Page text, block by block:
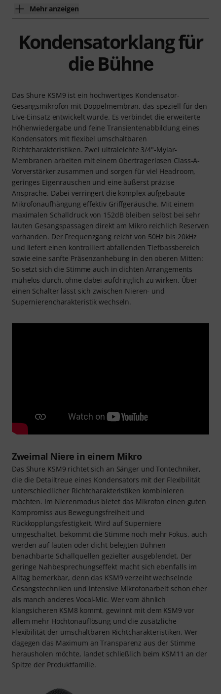
Mehr anzeigen
Kondensatorklang für
die Bühne
Das Shure KSM9 ist ein hochwertiges Kondensator-
Gesangsmikrofon mit Doppelmembran, das speziell für den
Live-Einsatz entwickelt wurde. Es verbindet die erweiterte
Höhenwiedergabe und feine Transientenabbildung eines
Kondensators mit flexibel umschaltbaren
Richtcharakteristiken. Zwei ultraleichte 3/4"-Mylar-
Membranen arbeiten mit einem übertragerlosen Class-A-
Vorverstärker zusammen und sorgen für viel Headroom,
geringes Eigenrauschen und eine äußerst präzise
Ansprache. Dabei verringert die komplex aufgebaute
Mikrofonaufhängung effektiv Griffgeräusche. Mit einem
maximalen Schalldruck von 152dB bleiben selbst bei sehr
lauten Gesangspassagen direkt am Mikro reichlich Reserven
vorhanden. Der Frequenzgang reicht von 50Hz bis 20kHz
und liefert einen kontrolliert abfallenden Tiefbassbereich
sowie eine sanfte Präsenzanhebung in den oberen Mitten:
So setzt sich die Stimme auch in dichten Arrangements
mühelos durch, ohne dabei aufdringlich zu wirken. Über
einen Schalter lässt sich zwischen Nieren- und
Supernierencharakteristik wechseln.
Zweimal Niere in einem Mikro
Das Shure KSM9 richtet sich an Sänger und Tontechniker,
die die Detailtreue eines Kondensators mit der Flexibilität
unterschiedlicher Richtcharakteristiken kombinieren
möchten. Im Nierenmodus bietet das Mikrofon einen guten
Kompromiss aus Bewegungsfreiheit und
Rückkopplungsfestigkeit. Wird auf Superniere
umgeschaltet, bekommt die Stimme noch mehr Fokus, auch
werden auf lauten oder dicht belegten Bühnen
benachbarte Schallquellen gezielter ausgeblendet. Der
geringe Nahbesprechungseffekt macht sich ebenfalls im
Alltag bemerkbar, denn das KSM9 verzeiht wechselnde
Gesangstechniken und intensive Mikrofonarbeit schon eher
als manch anderes Vocal-Mic. Wer vom ähnlich
klangsicheren KSM8 kommt, gewinnt mit dem KSM9 vor
allem mehr Hochtonauflösung und die zusätzliche
Flexibilität der umschaltbaren Richtcharakteristiken. Wer
dagegen das Maximum an Transparenz aus der Stimme
herausholen möchte, landet schließlich beim KSM11 an der
Spitze der Produktfamilie.